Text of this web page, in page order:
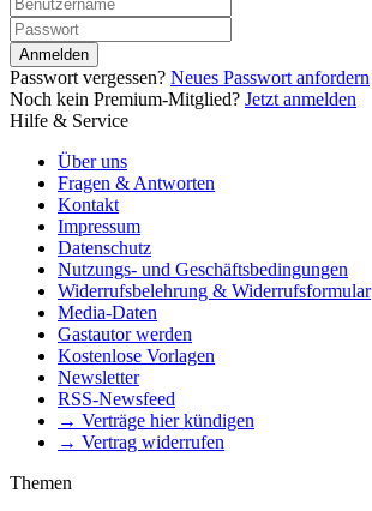
Anmelden
Passwort vergessen? Neues Passwort anfordern
Noch kein Premium-Mitglied? Jetzt anmelden
Hilfe & Service
Über uns
Fragen & Antworten
Kontakt
Impressum
Datenschutz
Nutzungs- und Geschäftsbedingungen
Widerrufsbelehrung & Widerrufsformular
Media-Daten
Gastautor werden
Kostenlose Vorlagen
Newsletter
RSS-Newsfeed
→ Verträge hier kündigen
→ Vertrag widerrufen
Themen